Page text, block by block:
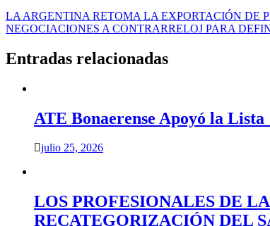
Navegación
de
entradas
LA ARGENTINA RETOMA LA EXPORTACIÓN DE
NEGOCIACIONES A CONTRARRELOJ PARA
Entradas relacionadas
ATE Bonaerense Apoyó la
julio 25, 2026
LOS PROFESIONALES DE
RECATEGORIZACIÓN DEL